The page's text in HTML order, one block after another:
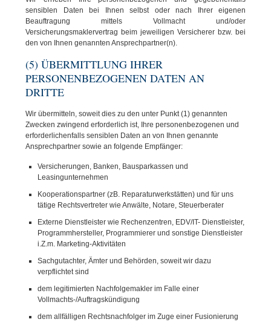
sensiblen Daten bei Ihnen selbst oder nach Ihrer eigenen
Beauftragung mittels Vollmacht und/oder
Versicherungsmaklervertrag beim jeweiligen Versicherer bzw. bei
den von Ihnen genannten Ansprechpartner(n).
(5) ÜBERMITTLUNG IHRER
PERSONENBEZOGENEN DATEN AN
DRITTE
Wir übermitteln, soweit dies zu den unter Punkt (1) genannten
Zwecken zwingend erforderlich ist, Ihre personenbezogenen und
erforderlichenfalls sensiblen Daten an von Ihnen genannte
Ansprechpartner sowie an folgende Empfänger:
Versicherungen, Banken, Bausparkassen und
Leasingunternehmen
Kooperationspartner (zB. Reparaturwerkstätten) und für uns
tätige Rechtsvertreter wie Anwälte, Notare, Steuerberater
Externe Dienstleister wie Rechenzentren, EDV/IT- Dienstleister,
Programmhersteller, Programmierer und sonstige Dienstleister
i.Z.m. Marketing-Aktivitäten
Sachgutachter, Ämter und Behörden, soweit wir dazu
verpflichtet sind
dem legitimierten Nachfolgemakler im Falle einer
Vollmachts-/Auftragskündigung
dem allfälligen Rechtsnachfolger im Zuge einer Fusionierung